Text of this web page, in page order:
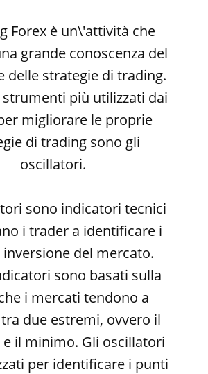
Forex è un\'attività che
grande conoscenza del
delle strategie di trading.
più utilizzati dai
migliorare le proprie
di trading sono gli
oscillatori.
sono indicatori tecnici
i trader a identificare i
del mercato.
sono basati sulla
i mercati tendono a
due estremi, ovvero il
il minimo. Gli oscillatori
per identificare i punti